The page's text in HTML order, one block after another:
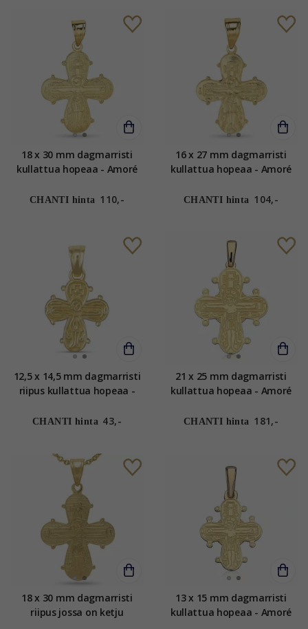
18 x 30 mm dagmarristi
kullattua hopeaa - Amoré
CHANTI hinta 110,-
16 x 27 mm dagmarristi
kullattua hopeaa - Amoré
CHANTI hinta 104,-
12,5 x 14,5 mm dagmarristi
riipus kullattua hopeaa -
CHANTI hinta 43,-
21 x 25 mm dagmarristi
kullattua hopeaa - Amoré
CHANTI hinta 181,-
18 x 30 mm dagmarristi
riipus jossa on ketju
13 x 15 mm dagmarristi
kullattua hopeaa - Amoré